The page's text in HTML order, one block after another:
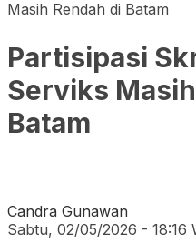
Masih Rendah di Batam
Partisipasi
Serviks
Batam
Candra Gunawan
Sabtu, 02/05/2026 - 18:16